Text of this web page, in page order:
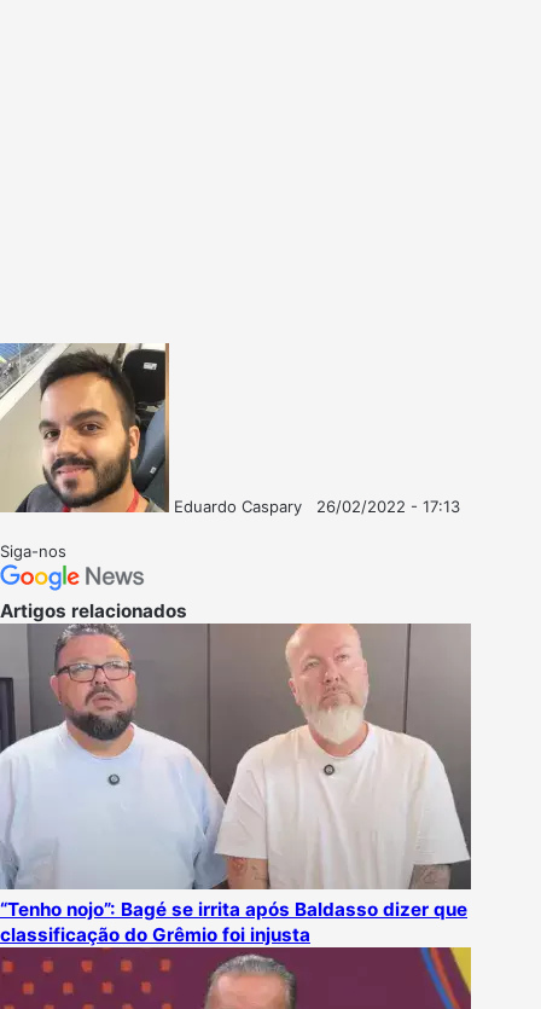
Eduardo Caspary
26/02/2022 - 17:13
Siga-nos
Artigos relacionados
“Tenho nojo”: Bagé se irrita após Baldasso dizer que
classificação do Grêmio foi injusta